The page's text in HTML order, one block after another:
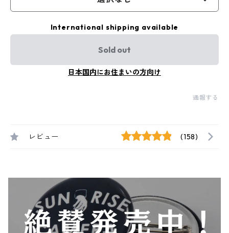
International shipping available
Sold out
日本国内にお住まいの方向け
通報する
レビュー (158)